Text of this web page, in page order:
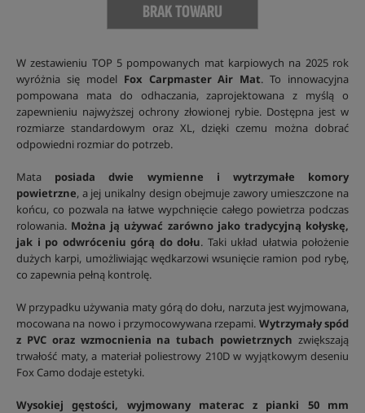
BRAK TOWARU
W zestawieniu TOP 5 pompowanych mat karpiowych na 2025 rok
wyróżnia się model Fox Carpmaster Air Mat. To innowacyjna
pompowana mata do odhaczania, zaprojektowana z myślą o
zapewnieniu najwyższej ochrony złowionej rybie. Dostępna jest w
rozmiarze standardowym oraz XL, dzięki czemu można dobrać
odpowiedni rozmiar do potrzeb.
Mata posiada dwie wymienne i wytrzymałe komory
powietrzne, a jej unikalny design obejmuje zawory umieszczone na
końcu, co pozwala na łatwe wypchnięcie całego powietrza podczas
rolowania. Można ją używać zarówno jako tradycyjną kołyskę,
jak i po odwróceniu górą do dołu. Taki układ ułatwia położenie
dużych karpi, umożliwiając wędkarzowi wsunięcie ramion pod rybę,
co zapewnia pełną kontrolę.
W przypadku używania maty górą do dołu, narzuta jest wyjmowana,
mocowana na nowo i przymocowywana rzepami. Wytrzymały spód
z PVC oraz wzmocnienia na tubach powietrznych zwiększają
trwałość maty, a materiał poliestrowy 210D w wyjątkowym deseniu
Fox Camo dodaje estetyki.
Wysokiej gęstości, wyjmowany materac z pianki 50 mm